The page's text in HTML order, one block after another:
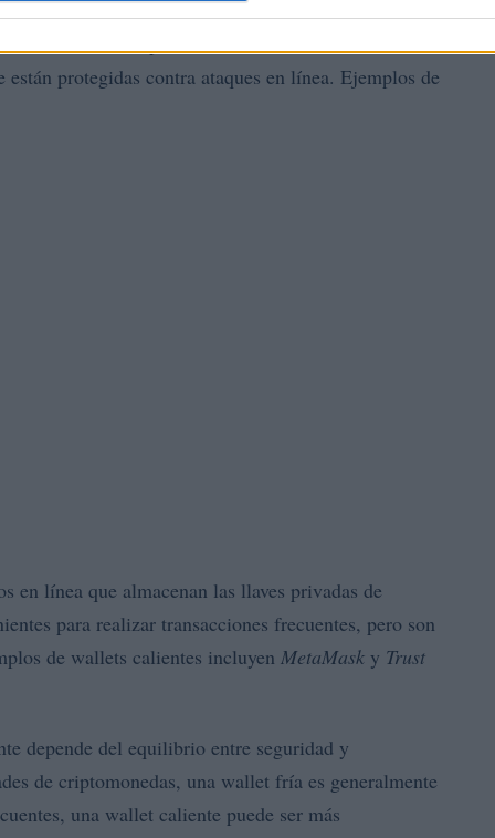
las llaves privadas de manera offline. Estas
protegidas contra ataques en línea. Ejemplos de
en línea que almacenan las llaves privadas de
para realizar transacciones frecuentes, pero son
de wallets calientes incluyen MetaMask y Trust
depende del equilibrio entre seguridad y
de criptomonedas, una wallet fría es generalmente
una wallet caliente puede ser más